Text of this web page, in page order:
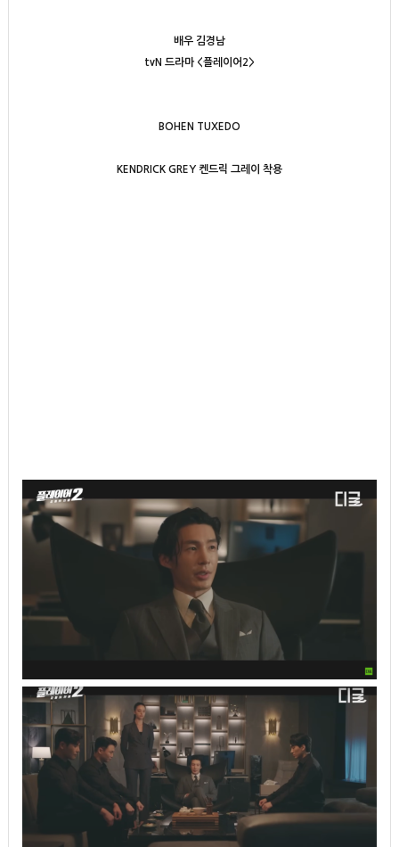
배우 김경남
tvN 드라마 <플레이어2>
BOHEN TUXEDO
KENDRICK GREY 켄드릭 그레이 착용